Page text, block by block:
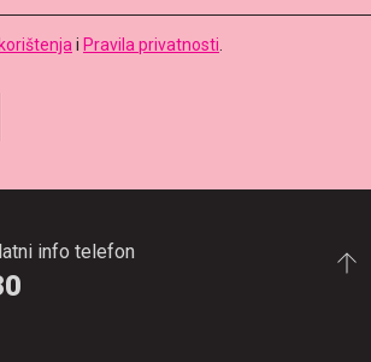
info telefon
i Pravila privatnosti